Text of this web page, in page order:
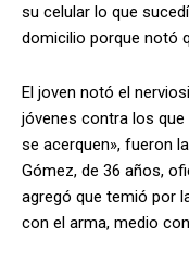
su celular lo que
domicilio porque notó
El joven notó el
jóvenes contra los
se acerquen», fueron
Gómez, de 36 años,
agregó que temió por
con el arma, medio